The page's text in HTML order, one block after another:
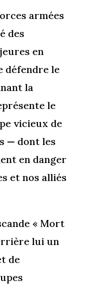
armées
des
en
défendre le
la
le
vicieux de
— dont les
en danger
et nos alliés
« Mort
lui un
de